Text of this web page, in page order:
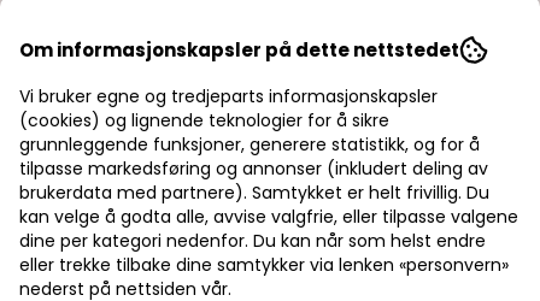
Halv pris på frakt
Informasjon
Produsent
Dokumenter
Om informasjonskapsler på dette nettstedet
Vi bruker egne og tredjeparts informasjonskapsler
(cookies) og lignende teknologier for å sikre
grunnleggende funksjoner, generere statistikk, og for å
tilpasse markedsføring og annonser (inkludert deling av
brukerdata med partnere). Samtykket er helt frivillig. Du
kan velge å godta alle, avvise valgfrie, eller tilpasse valgene
dine per kategori nedenfor. Du kan når som helst endre
eller trekke tilbake dine samtykker via lenken «personvern»
nederst på nettsiden vår.